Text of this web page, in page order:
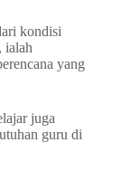
kondisi
ialah
yang
juga
guru di